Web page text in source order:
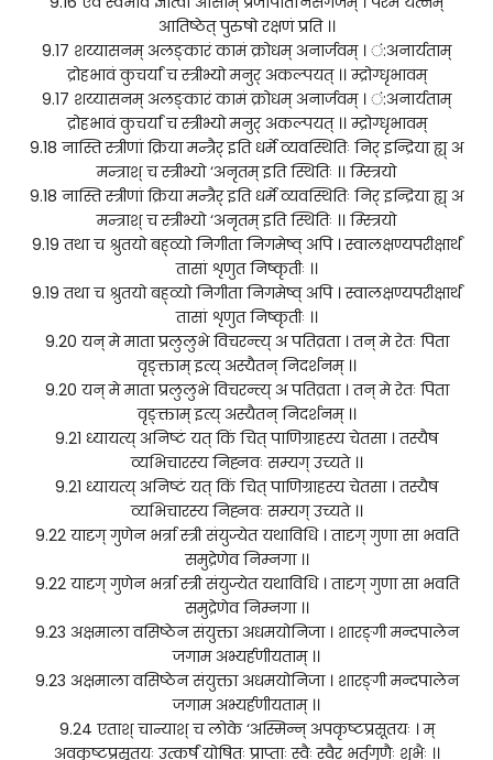
आतिष्ठेत् पुरुषो रक्षणं प्रति ।।
9.17 शय्यासनम् अलङ्कारं कामं क्रोधम् अनार्जवम् । ं:अनार्यताम्
द्रोहभावं कुचर्यां च स्त्रीभ्यो मनुर् अकल्पयत् ।। म्द्रोग्धृभावम्
9.17 शय्यासनम् अलङ्कारं कामं क्रोधम् अनार्जवम् । ं:अनार्यताम्
द्रोहभावं कुचर्यां च स्त्रीभ्यो मनुर् अकल्पयत् ।। म्द्रोग्धृभावम्
9.18 नास्ति स्त्रीणां क्रिया मन्त्रैर् इति धर्मे व्यवस्थितिः निर् इन्द्रिया ह्य् अ
मन्त्राश् च स्त्रीभ्यो ‘अनृतम् इति स्थितिः ।। म्स्त्रियो
9.18 नास्ति स्त्रीणां क्रिया मन्त्रैर् इति धर्मे व्यवस्थितिः निर् इन्द्रिया ह्य् अ
मन्त्राश् च स्त्रीभ्यो ‘अनृतम् इति स्थितिः ।। म्स्त्रियो
9.19 तथा च श्रुतयो बह्व्यो निगीता निगमेष्व् अपि । स्वालक्षण्यपरीक्षार्थं
तासां शृणुत निष्कृतीः ।।
9.19 तथा च श्रुतयो बह्व्यो निगीता निगमेष्व् अपि । स्वालक्षण्यपरीक्षार्थं
तासां शृणुत निष्कृतीः ।।
9.20 यन् मे माता प्रलुलुभे विचरन्त्य् अ पतिव्रता । तन् मे रेतः पिता
वृङ्क्ताम् इत्य् अस्यैतन् निदर्शनम् ।।
9.20 यन् मे माता प्रलुलुभे विचरन्त्य् अ पतिव्रता । तन् मे रेतः पिता
वृङ्क्ताम् इत्य् अस्यैतन् निदर्शनम् ।।
9.21 ध्यायत्य् अनिष्टं यत् किं चित् पाणिग्राहस्य चेतसा । तस्यैष
व्यभिचारस्य निह्नवः सम्यग् उच्यते ।।
9.21 ध्यायत्य् अनिष्टं यत् किं चित् पाणिग्राहस्य चेतसा । तस्यैष
व्यभिचारस्य निह्नवः सम्यग् उच्यते ।।
9.22 यादृग् गुणेन भर्त्रा स्त्री संयुज्येत यथाविधि । तादृग् गुणा सा भवति
समुद्रेणेव निम्नगा ।।
9.22 यादृग् गुणेन भर्त्रा स्त्री संयुज्येत यथाविधि । तादृग् गुणा सा भवति
समुद्रेणेव निम्नगा ।।
9.23 अक्षमाला वसिष्ठेन संयुक्ता अधमयोनिजा । शारङ्गी मन्दपालेन
जगाम अभ्यर्हणीयताम् ।।
9.23 अक्षमाला वसिष्ठेन संयुक्ता अधमयोनिजा । शारङ्गी मन्दपालेन
जगाम अभ्यर्हणीयताम् ।।
9.24 एताश् चान्याश् च लोके ‘अस्मिन्न् अपकृष्टप्रसूतयः । म्
अवकृष्टप्रसूतयः उत्कर्षं योषितः प्राप्ताः स्वैः स्वैर् भर्तृगुणैः शुभैः ।।